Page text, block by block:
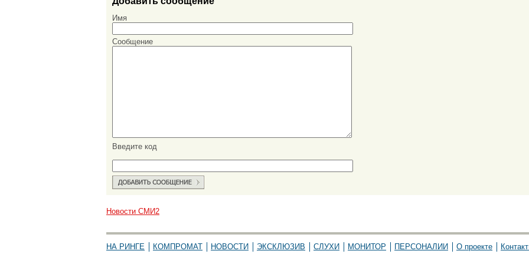
Имя
Сообщение
Введите код
Новости СМИ2
НА РИНГЕ КОМПРОМАТ НОВОСТИ ЭКСКЛЮЗИВ СЛУХИ МОНИТОР ПЕРСОНАЛИИ О проекте